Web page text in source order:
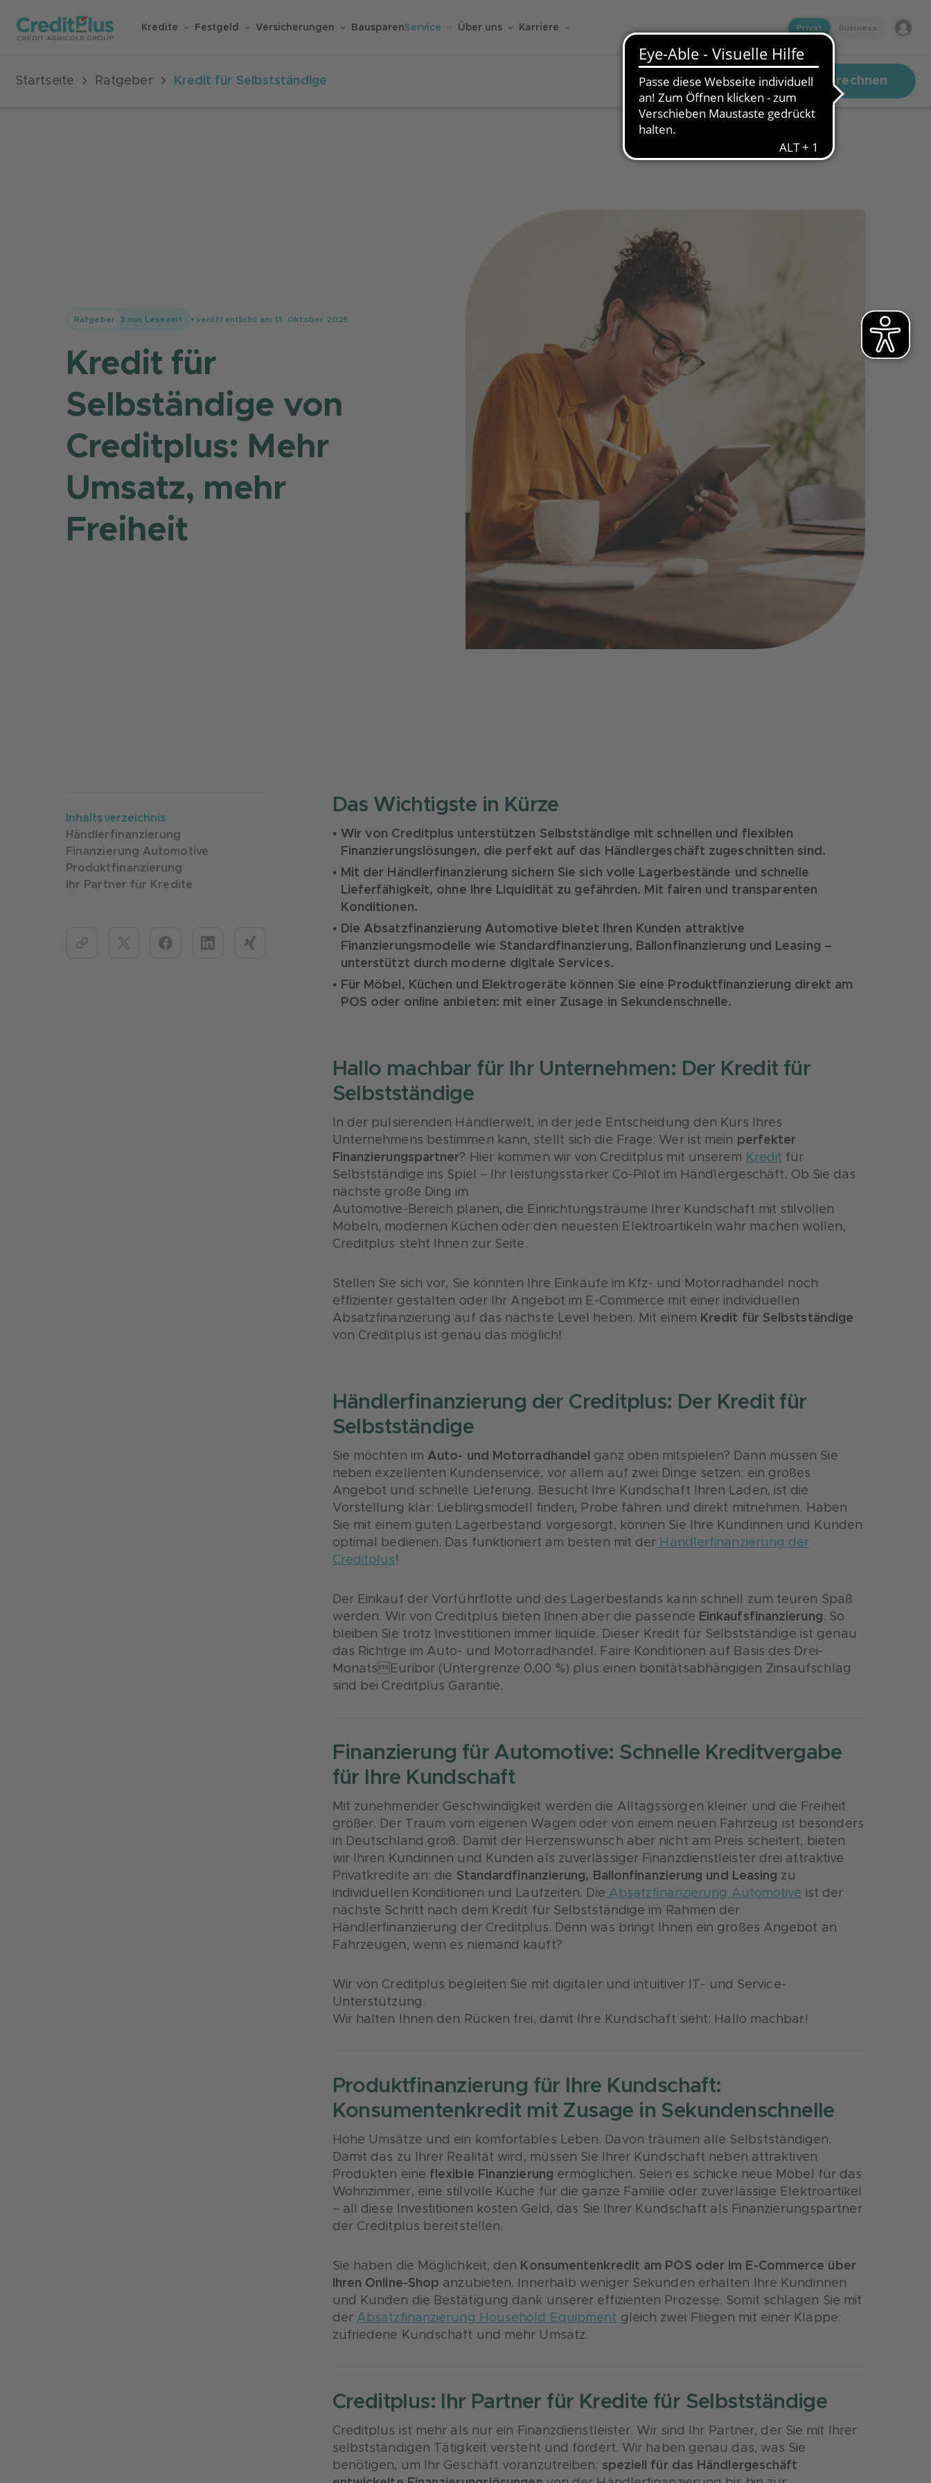
Kredite Festgeld Versicherungen BausparenService Über uns Karriere Privat Business
Startseite Ratgeber Kredit für Selbstständige Kredit berechnen
Ratgeber 3 min Lesezeit • veröffentlicht am 13. Oktober 2025
Kredit für
Selbständige von
Creditplus: Mehr
Umsatz, mehr
Freiheit
Inhaltsverzeichnis
Händlerfinanzierung
Finanzierung Automotive
Produktfinanzierung
Ihr Partner für Kredite
Das Wichtigste in Kürze
Wir von Creditplus unterstützen Selbstständige mit schnellen und flexiblen
Finanzierungslösungen, die perfekt auf das Händlergeschäft zugeschnitten sind.
Mit der Händlerfinanzierung sichern Sie sich volle Lagerbestände und schnelle
Lieferfähigkeit, ohne Ihre Liquidität zu gefährden. Mit fairen und transparenten
Konditionen.
Die Absatzfinanzierung Automotive bietet Ihren Kunden attraktive
Finanzierungsmodelle wie Standardfinanzierung, Ballonfinanzierung und Leasing –
unterstützt durch moderne digitale Services.
Für Möbel, Küchen und Elektrogeräte können Sie eine Produktfinanzierung direkt am
POS oder online anbieten: mit einer Zusage in Sekundenschnelle.
Hallo machbar für Ihr Unternehmen: Der Kredit für
Selbstständige
In der pulsierenden Händlerwelt, in der jede Entscheidung den Kurs Ihres
Unternehmens bestimmen kann, stellt sich die Frage: Wer ist mein perfekter
Finanzierungspartner? Hier kommen wir von Creditplus mit unserem Kredit für
Selbstständige ins Spiel – Ihr leistungsstarker Co-Pilot im Händlergeschäft. Ob Sie das
nächste große Ding im
Automotive-Bereich planen, die Einrichtungsträume Ihrer Kundschaft mit stilvollen
Möbeln, modernen Küchen oder den neuesten Elektroartikeln wahr machen wollen,
Creditplus steht Ihnen zur Seite.
Stellen Sie sich vor, Sie könnten Ihre Einkäufe im Kfz- und Motorradhandel noch
effizienter gestalten oder Ihr Angebot im E-Commerce mit einer individuellen
Absatzfinanzierung auf das nächste Level heben. Mit einem Kredit für Selbstständige
von Creditplus ist genau das möglich!
Händlerfinanzierung der Creditplus: Der Kredit für
Selbstständige
Sie möchten imAuto- und Motorradhandel
ganz oben mitspielen? Dann müssen Sie
neben exzellenten Kundenservice, vor allem auf zwei Dinge setzen: ein großes
Angebot und schnelle Lieferung. Besucht Ihre Kundschaft Ihren Laden, ist die
Vorstellung klar: Lieblingsmodell finden, Probe fahren und direkt mitnehmen. Haben
Sie mit einem guten Lagerbestand vorgesorgt, können Sie Ihre Kundinnen und Kunden
optimal bedienen. Das funktioniert am besten mit der Händlerfinanzierung der
Creditplus !
Der Einkauf der Vorführflotte und des Lagerbestands kann schnell zum teuren Spaß
werden. Wir von Creditplus bieten Ihnen aber die passende Einkaufsfinanzierung. So
bleiben Sie trotz Investitionen immer liquide. Dieser Kredit für Selbstständige ist genau
das Richtige im Auto- und Motorradhandel. Faire Konditionen auf Basis des Drei-
MonatsEuribor (Untergrenze 0,00 %) plus einen bonitätsabhängigen Zinsaufschlag
sind bei Creditplus Garantie.
Finanzierung für Automotive: Schnelle Kreditvergabe
für Ihre Kundschaft
Mit zunehmender Geschwindigkeit werden die Alltagssorgen kleiner und die Freiheit
größer. Der Traum vom eigenen Wagen oder von einem neuen Fahrzeug ist besonders
in Deutschland groß. Damit der Herzenswunsch aber nicht am Preis scheitert, bieten
wir Ihren Kundinnen und Kunden als zuverlässiger Finanzdienstleister drei attraktive
Privatkredite an: die Standardfinanzierung, Ballonfinanzierung und Leasing zu
individuellen Konditionen und Laufzeiten. Die Absatzfinanzierung Automotive ist der
nächste Schritt nach dem Kredit für Selbstständige im Rahmen der
Händlerfinanzierung der Creditplus. Denn was bringt Ihnen ein großes Angebot an
Fahrzeugen, wenn es niemand kauft?
Wir von Creditplus begleiten Sie mit digitaler und intuitiver IT- und Service-
Unterstützung.
Wir halten Ihnen den Rücken frei, damit Ihre Kundschaft sieht: Hallo machbar!
Produktfinanzierung für Ihre Kundschaft:
Konsumentenkredit mit Zusage in Sekundenschnelle
Hohe Umsätze und ein komfortables Leben. Davon träumen alle Selbstständigen.
Damit das zu Ihrer Realität wird, müssen Sie Ihrer Kundschaft neben attraktiven
Produkten eine flexible Finanzierung ermöglichen. Seien es schicke neue Möbel für das
Wohnzimmer, eine stilvolle Küche für die ganze Familie oder zuverlässige Elektroartikel
– all diese Investitionen kosten Geld, das Sie Ihrer Kundschaft als Finanzierungspartner
der Creditplus bereitstellen.
Sie haben die Möglichkeit, den Konsumentenkredit am POS oder im E-Commerce über
Ihren Online-Shop anzubieten. Innerhalb weniger Sekunden erhalten Ihre Kundinnen
und Kunden die Bestätigung dank unserer effizienten Prozesse. Somit schlagen Sie mit
der Absatzfinanzierung Household Equipment gleich zwei Fliegen mit einer Klappe:
zufriedene Kundschaft und mehr Umsatz.
Creditplus: Ihr Partner für Kredite für Selbstständige
Creditplus ist mehr als nur ein Finanzdienstleister. Wir sind Ihr Partner, der Sie mit Ihrer
selbstständigen Tätigkeit versteht und fördert. Wir haben genau das, was Sie
benötigen, um Ihr Geschäft voranzutreiben: speziell für das Händlergeschäft